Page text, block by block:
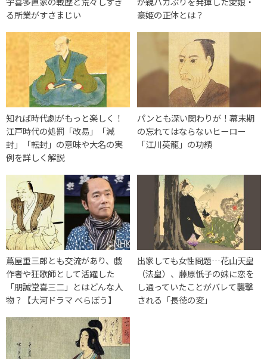
る所業がすさまじい
豪姫の正体とは？
知れば時代劇がもっと楽しく！
江戸時代の処罰「改易」「減
封」「転封」の意味や大名の実
例を詳しく解説
パンとも深い関わりが！幕末期
の忘れてはならないヒーロー
「江川英龍」の功績
蔦屋重三郎とも交流があり、戯
作者や狂歌師として活躍した
「朋誠堂喜三二」とはどんな人
物？【大河ドラマ べらぼう】
出家しても女性問題…花山天皇
（法皇）、藤原忯子の妹に恋を
し通っていたことがバレて襲撃
される「長徳の変」